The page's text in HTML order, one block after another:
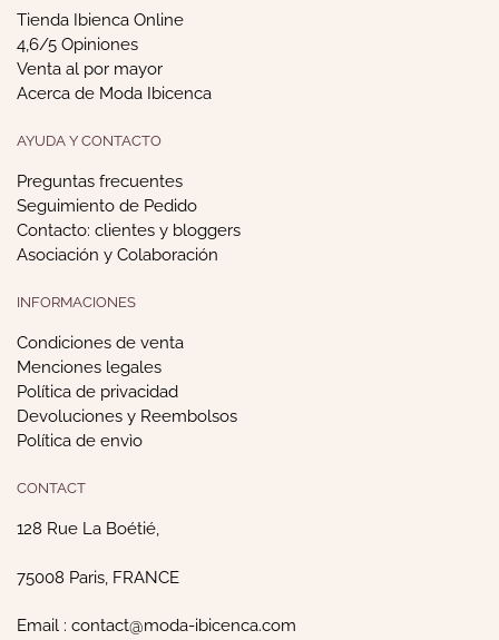
Tienda Ibienca Online
4,6/5 Opiniones
Venta al por mayor
Acerca de Moda Ibicenca
AYUDA Y CONTACTO
Preguntas frecuentes
Seguimiento de Pedido
Contacto: clientes y bloggers
Asociación y Colaboración
INFORMACIONES
Condiciones de venta
Menciones legales
Política de privacidad
Devoluciones y Reembolsos
Política de envìo
CONTACT
128 Rue La Boétié,
75008 Paris, FRANCE
Email : contact@moda-ibicenca.com